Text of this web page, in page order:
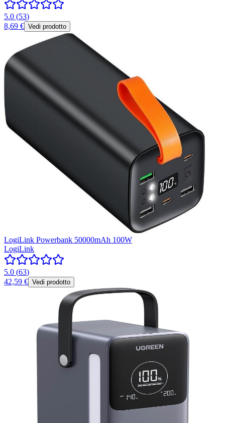
5.0 (53)
8,69 € Vedi prodotto
LogiLink Powerbank 50000mAh 100W
LogiLink
5.0 (63)
42,59 € Vedi prodotto